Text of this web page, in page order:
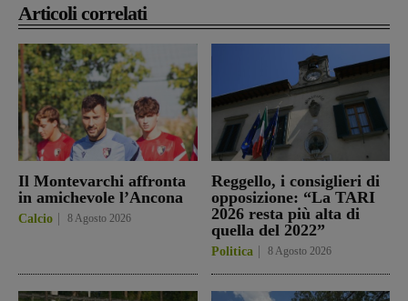
Articoli correlati
Il Montevarchi affronta
in amichevole l’Ancona
Calcio 8 Agosto 2026
Reggello, i consiglieri di
opposizione: “La TARI
2026 resta più alta di
quella del 2022”
Politica 8 Agosto 2026